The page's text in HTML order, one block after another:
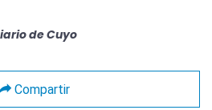
de Cuyo
Compartir